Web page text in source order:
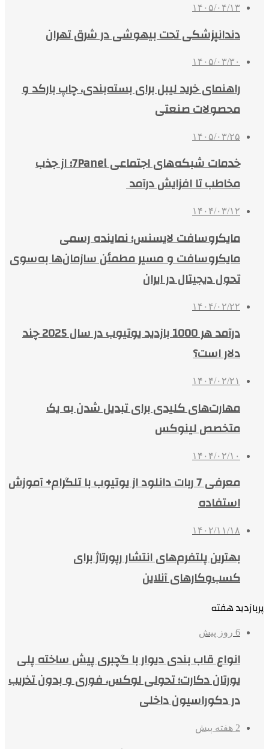
۱۴۰۵/۰۴/۱۳
دندانپزشکی تحت بیهوشی در شرق تهران
۱۴۰۵/۰۳/۳۰
راهنمای خرید لیبل برای بسته‌بندی، چاپ بارکد و
محصولات صنعتی
۱۴۰۵/۰۳/۲۵
خدمات شبکه‌های اجتماعی 7Panel؛ از جذب
مخاطب تا افزایش درآمد
۱۴۰۴/۰۳/۱۲
مایکروسافت لایسنس؛ نماینده رسمی
مایکروسافت و مسیر مطمئن سازمان‌ها به‌سوی
تحول دیجیتال در ایران
۱۴۰۴/۰۲/۲۲
درآمد هر 1000 بازدید یوتیوب در سال 2025 چند
دلار است؟
۱۴۰۴/۰۲/۲۱
مهارت‌های کلیدی برای تبدیل شدن به یک
متخصص لینوکس
۱۴۰۴/۰۲/۱۰
معرفی 7 ربات دانلود از یوتیوب با تلگرام+ آموزش
استفاده
۱۴۰۲/۱۱/۱۸
بهترین پلتفرم‌های انتشار رپورتاژ برای
کسب‌وکارهای آنلاین
پربازدید هفته
6 روز پیش
انواع قاب بندی دیوار با گچبری پیش ساخته پلی
یورتان دکارت؛ تحولی لوکس، فوری و بدون تخریب
در دکوراسیون داخلی
2 هفته پیش